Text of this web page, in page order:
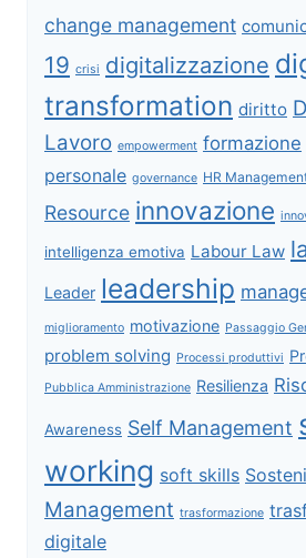
change management
19 crisi digitalizzazione
transformation diritto
Lavoro empowerment formazione
personale governance HR
Resource innovazione
intelligenza emotiva Labour Law
Leader leadership
miglioramento motivazione Passaggio
problem solving Processi produttivi
Pubblica Amministrazione Resilienza
Awareness Self Management
working soft skills
Management trasformazione
digitale